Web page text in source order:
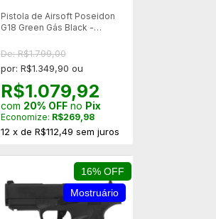
Pistola de Airsoft Poseidon
G18 Green Gás Black -
De: R$1.799,00
por: R$1.349,90 ou
R$1.079,92
com 20% OFFno Pix
Economize: R$269,98
12 x de R$112,49 sem juros
16% OFF
Mostruário